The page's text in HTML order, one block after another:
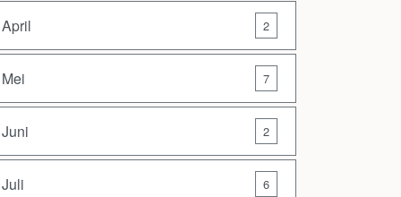
April 2
Mei 7
Juni 2
Juli 6